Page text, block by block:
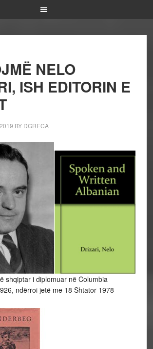
NELO
ISH EDITORIN E
BY DGRECA
shqiptar i diplomuar në Columbia
ndërroi jetë me 18 Shtator 1978-